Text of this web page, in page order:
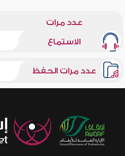
عدد مرات
الاستماع
عدد مرات الحفظ